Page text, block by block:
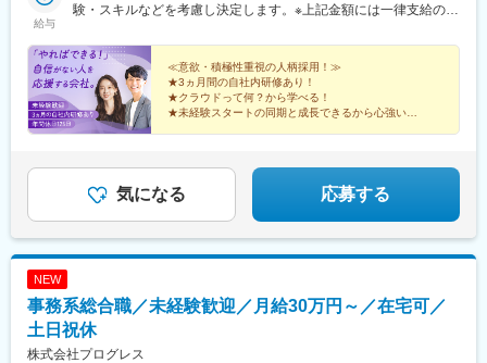
ト・在宅勤務・リモートワークはプロジェクトによって異なりま
給与
験・スキルなどを考慮し決定します。※上記金額には一律支給の住
（期間中は月給23万円以上で、その他の待遇に変更なし）☆経験
がある方は、現職・前職給与を考慮します。☆明確な評価制度あ
り。個人の頑張りに応じて評価します。【年収例】年収450万円
（経験2年入社）年収750万円（経験3年入社）年収950万円（経験
5年入社）
≪意欲・積極性重視の人柄採用！≫
★3ヵ月間の自社内研修あり！
★クラウドって何？から学べる！
★未経験スタートの同期と成長できるから心強い！
気になる 応募する
NEW
事務系総合職／未経験歓迎／月給30万円～／在宅可／
土日祝休
株式会社プログレス